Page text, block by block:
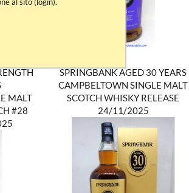
MALT
#28
SPRINGBANK AGED 30 YEARS
CAMPBELTOWN SINGLE MALT
SCOTCH WHISKY RELEASE
24/11/2025